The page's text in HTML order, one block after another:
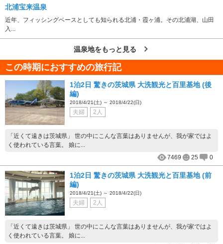
北浦宝来温泉
近年、フィッシングベースとしても知られる北浦・霞ヶ浦。その北浦湖、山田
入...
温泉地をもっと見る
この時期におすすめの旅行記
1泊2日 驚きの茨城県 大洗観光と百里基地 (後
編)
2018/4/21(土) ～ 2018/4/22(日)
夫婦 2人
「近くて遠きは茨城県」 世の中にこんな言葉はありませんが、我が家ではよ
く使われている言葉。 娘に...
7469
25 0
1泊2日 驚きの茨城県 大洗観光と百里基地 (前
編)
2018/4/21(土) ～ 2018/4/22(日)
夫婦 2人
「近くて遠きは茨城県」 世の中にこんな言葉はありませんが、我が家ではよ
く使われている言葉。 娘に...